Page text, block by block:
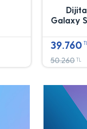
Galaxy
39.760
50.260 TL